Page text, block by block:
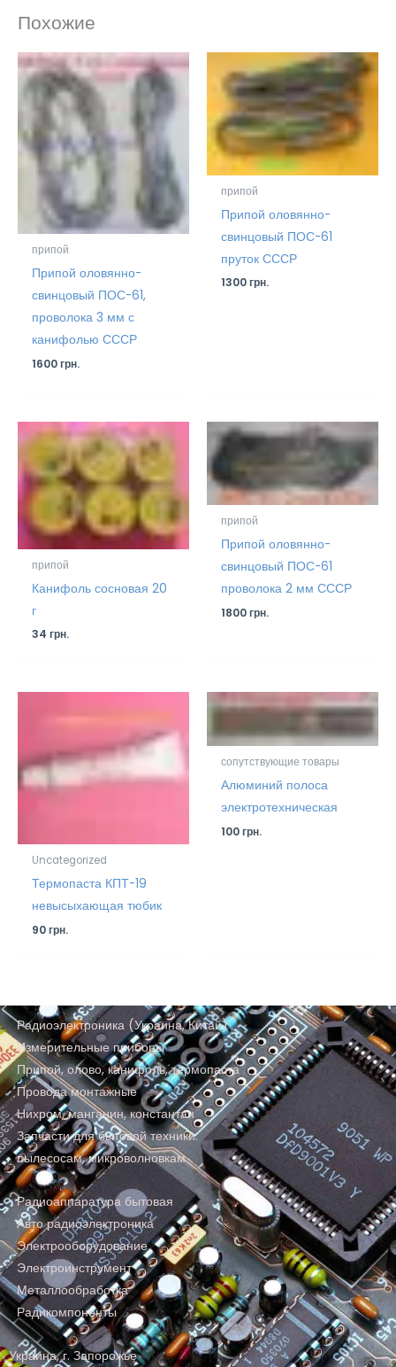
Похожие
припой
Припой оловянно-
свинцовый ПОС-61,
проволока 3 мм с
канифолью СССР
1600грн.
припой
Припой оловянно-
свинцовый ПОС-61
пруток СССР
1300грн.
припой
Канифоль сосновая 20
г
34грн.
припой
Припой оловянно-
свинцовый ПОС-61
проволока 2 мм СССР
1800грн.
Uncategorized
Термопаста КПТ-19
невысыхающая тюбик
90грн.
сопутствующие товары
Алюминий полоса
электротехническая
100грн.
Радиоэлектроника (Украина, Китай)
Измерительные приборы
Припой, олово, канифоль, термопаста
Провода монтажные
Нихром, манганин, константан
Запчасти для бытовой техники:
пылесосам, микроволновкам
Радиоаппаратура бытовая
Авто радиоэлектроника
Электрооборудование
Электроинструмент
Металлообработка
Радикомпоненты
Украина, г. Запорожье